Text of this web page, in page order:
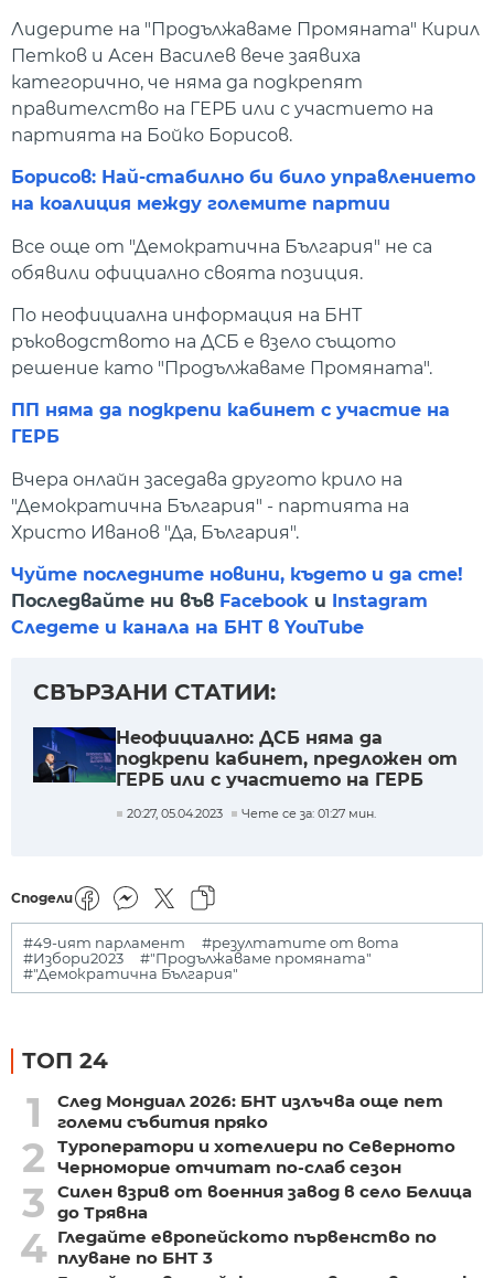
Лидерите на "Продължаваме Промяната" Кирил
Петков и Асен Василев вече заявиха
категорично, че няма да подкрепят
правителство на ГЕРБ или с участието на
партията на Бойко Борисов.
Борисов: Най-стабилно би било управлението
на коалиция между големите партии
Все още от "Демократична България" не са
обявили официално своята позиция.
По неофициална информация на БНТ
ръководството на ДСБ е взело същото
решение като "Продължаваме Промяната".
ПП няма да подкрепи кабинет с участие на
ГЕРБ
Вчера онлайн заседава другото крило на
"Демократична България" - партията на
Христо Иванов "Да, България".
Чуйте последните новини, където и да сте!
Последвайте ни във Facebook и
Instagram
Следете и канала на БНТ в YouTube
СВЪРЗАНИ СТАТИИ:
Неофициално: ДСБ няма да
подкрепи кабинет, предложен от
ГЕРБ или с участието на ГЕРБ
20:27, 05.04.2023 Чете се за: 01:27 мин.
Сподели
#49-ият парламент
#резултатите от вота
#Избори2023
#"Продължаваме промяната"
#"Демократична България"
ТОП 24
1
След Мондиал 2026: БНТ излъчва още пет
големи събития пряко
2
Туроператори и хотелиери по Северното
Черноморие отчитат по-слаб сезон
3
Силен взрив от военния завод в село Белица
до Трявна
4 Гледайте европейското първенство по
плуване по БНТ 3